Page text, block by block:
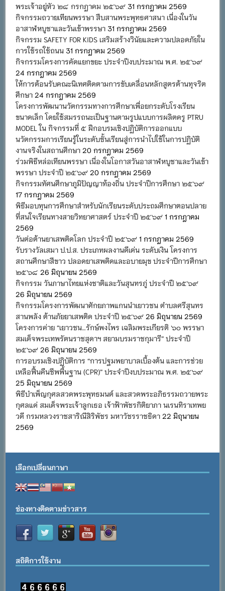
พระเจ้าอยู่หัว ๒๘ กรกฎาคม ๒๕๖๙ 31 กรกฎาคม 2569
กิจกรรมถวายเทียนพรรษา สืบสานพระพุทธศาสนา เนื่องในวัน
อาสาฬหบูชาและวันเข้าพรรษา 31 กรกฎาคม 2569
กิจกรรม SAFETY FOR KIDS เสริมสร้างวินัยและความปลอดภัยใน
การใช้รถใช้ถนน 31 กรกฎาคม 2569
กิจกรรมโครงการคัดแยกขยะ ประจำปีงบประมาณ พ.ศ. ๒๕๖๙
24 กรกฎาคม 2569
ให้การต้อนรับคณะนิเทศติดตามการขับเคลื่อนหลักสูตรต้านทุจริต
ศึกษา 24 กรกฎาคม 2569
โครงการพัฒนานวัตกรรมทางการศึกษาเพื่อยกระดับโรงเรียน
ขนาดเล็ก โดยใช้สมรรถนะเป็นฐานตามรูปแบบการผลิตครู PTRU
MODEL ใน กิจกรรมที่ ๕ ฝึกอบรมเชิงปฏิบัติการออกแบบ
นวัตกรรมการเรียนรู้ในระดับชั้นเรียนสู่การนำไปใช้ในการปฏิบัติ
งานจริงในสถานศึกษา 20 กรกฎาคม 2569
ร่วมพิธีหล่อเทียนพรรษา เนื่องในโอกาสวันอาสาฬหบูชาและวันเข้า
พรรษา ประจำปี ๒๕๖๙ 20 กรกฎาคม 2569
กิจกรรมทัศนศึกษาภูมิปัญญาท้องถิ่น ประจำปีการศึกษา ๒๕๖๙
17 กรกฎาคม 2569
พิธีมอบทุนการศึกษาสำหรับนักเรียนระดับประถมศึกษาตอนปลาย
ที่สนใจเรียนทางสายวิทยาศาสตร์ ประจำปี ๒๕๖๙ 1 กรกฎาคม
2569
วันต่อต้านยาเสพติดโลก ประจำปี ๒๕๖๙ 1 กรกฎาคม 2569
รับรางวัลเสมา ป.ป.ส. ประเภทผลงานดีเด่น ระดับเงิน โครงการ
สถานศึกษาสีขาว ปลอดยาเสพติดและอบายมุข ประจำปีการศึกษา
๒๕๖๘ 26 มิถุนายน 2569
กิจกรรม วันภาษาไทยแห่งชาติและวันสุนทรภู่ ประจำปี ๒๕๖๙
26 มิถุนายน 2569
กิจกรรมโครงการพัฒนาศักยภาพแกนนำเยาวชน ตำบลศรีสุนทร
สานพลัง ต้านภัยยาเสพติด ประจำปี ๒๕๖๙ 26 มิถุนายน 2569
โครงการค่าย “เยาวชน…รักษ์พงไพร เฉลิมพระเกียรติ ๖๐ พรรษา
สมเด็จพระเทพรัตนราชสุดาฯ สยามบรมราชกุมารี” ประจำปี
๒๕๖๙ 26 มิถุนายน 2569
การอบรมเชิงปฏิบัติการ “การปฐมพยาบาลเบื้องต้น และการช่วย
เหลือฟื้นคืนชีพพื้นฐาน (CPR)” ประจำปีงบประมาณ พ.ศ. ๒๕๖๙
25 มิถุนายน 2569
พิธีบำเพ็ญกุศลสวดพระพุทธมนต์ และสวดพระอภิธรรมถวายพระ
กุศลแด่ สมเด็จพระเจ้าลูกเธอ เจ้าฟ้าพัชรกิติยาภา นเรนทิราเทพย
วดี กรมหลวงราชสาริณีสิริพัชร มหาวัชรราชธิดา 22 มิถุนายน
2569
เลือกเปลี่ยนภาษา
ช่องทางติดตามข่าวสาร
สถิติการใช้งาน